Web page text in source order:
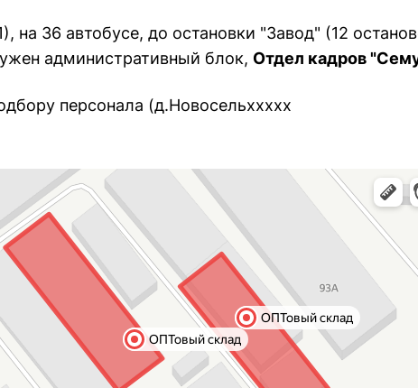
на 36 автобусе, до остановки "Завод" (12
административный блок, Отдел кадров
персонала (д.Новосельxxxxx